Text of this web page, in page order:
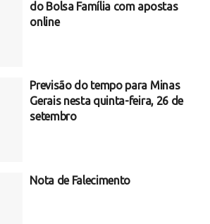
do Bolsa Família com apostas
online
Previsão do tempo para Minas
Gerais nesta quinta-feira, 26 de
setembro
Nota de Falecimento